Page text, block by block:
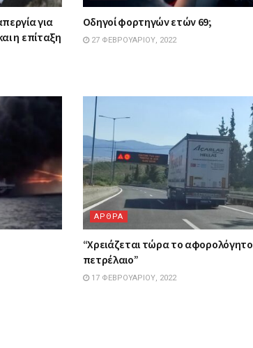
για
η επίταξη
Οδηγοί φορτηγών ετών 69;
27 ΦΕΒΡΟΥΑΡΊΟΥ, 2022
ΑΡΘΡΑ
“Χρειάζεται τώρα το αφορολόγητο
πετρέλαιο”
17 ΦΕΒΡΟΥΑΡΊΟΥ, 2022